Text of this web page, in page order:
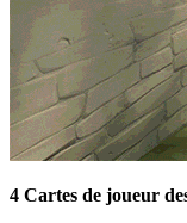
4 Cartes de joueur